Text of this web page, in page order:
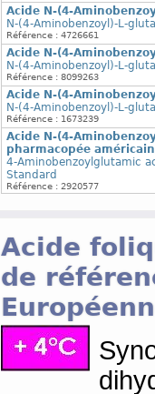
Acide N-(4-
N-(4-Aminobenzoyl)-L-
Référence : 4726661
Acide N-(4-
N-(4-Aminobenzoyl)-L-
Référence : 8099263
Acide N-(4-
N-(4-Aminobenzoyl)-L-
Référence : 1673239
Acide N-(4-
pharmacopée
4-Aminobenzoylglutamic
Standard
Référence : 2920577
Acide
de